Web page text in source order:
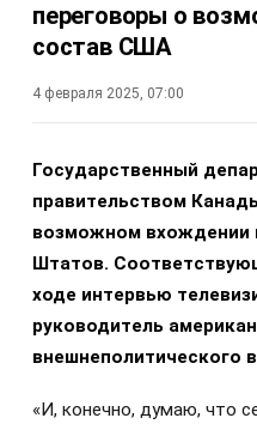
переговоры о
состав США
4 февраля 2025, 07:00
Государственный
правительством
возможном вхождении
Штатов.
ходе интервью
руководитель
внешнеполитического
«И, конечно, думаю, что